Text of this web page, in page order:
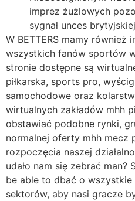
imprez żużlowych
sygnał unces
W BETTERS mamy
wszystkich fanów sportów
stronie dostępne są
piłkarska, sports pro,
samochodowe oraz
wirtualnych zakładów mhh
obstawiać podobne rynki,
normalnej oferty mhh mecz
rozpoczęcia naszej
udało nam się zebrać
be able to dbać o wszystkie
sektorów, aby nasi gracze